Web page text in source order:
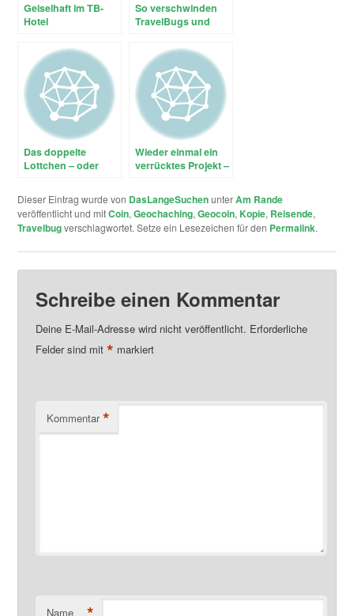
Geiselhaft im TB-
Hotel
So verschwinden
TravelBugs und
Das doppelte
Lottchen – oder
Wieder einmal ein
verrücktes Projekt –
Dieser Eintrag wurde von DasLangeSuchenunterAm Rande
veröffentlicht und mitCoin,Geochaching,Geocoin,Kopie, Reisende,
Travelbugverschlagwortet. Setze ein Lesezeichen für den Permalink.
Schreibe einen Kommentar
Deine E-Mail-Adresse wird nicht veröffentlicht. Erforderliche
Felder sind mit * markiert
Kommentar *
Name